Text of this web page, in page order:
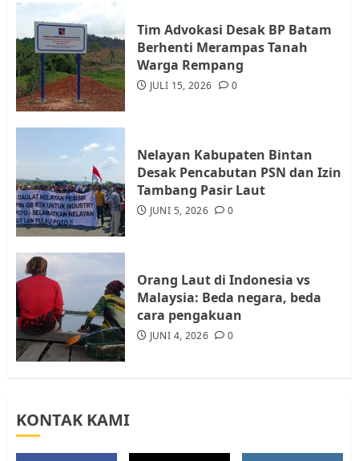
4
Datangi Pemko Batam, Warga
Rempang Protes Lahan Mereka
Diambil untuk Sekolah Rakyat
5
Warga Rempang Ajukan
Audiensi dengan Wali Kota
Batam, Soroti Aktivitas yang
Resahkan Warga
Tim Advokasi Desak BP Batam
Berhenti Merampas Tanah
Warga Rempang
JULI 15, 2026 0
Nelayan Kabupaten Bintan
Desak Pencabutan PSN dan Izin
Tambang Pasir Laut
JUNI 5, 2026 0
Orang Laut di Indonesia vs
Malaysia: Beda negara, beda
cara pengakuan
JUNI 4, 2026 0
KONTAK KAMI